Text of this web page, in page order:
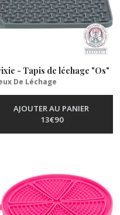
- Tapis de léchage "Os"
De Léchage
AJOUTER AU PANIER
13€90